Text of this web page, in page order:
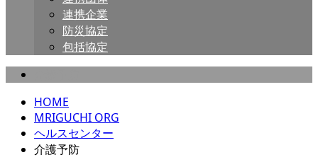
連携企業
防災協定
包括協定
HOME
MRIGUCHI ORG
ヘルスセンター
介護予防